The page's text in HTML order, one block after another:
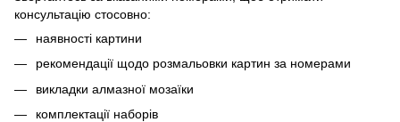
консультацію стосовно:
наявності картини
рекомендації щодо розмальовки картин за номерами
викладки алмазної мозаїки
комплектації наборів